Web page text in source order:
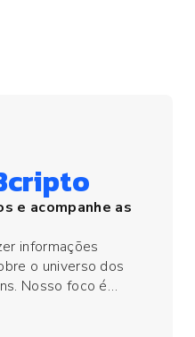
e acompanhe as
informações
o universo dos
Nosso foco é
as principais
e tendências